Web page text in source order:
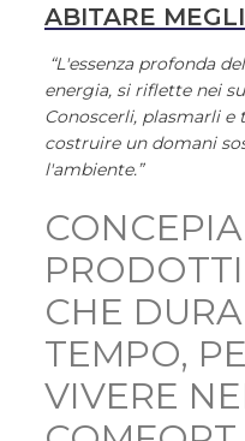
ABITARE
“L'essenza profonda
energia, si riflette nei
Conoscerli, plasmarli e
costruire un domani
l'ambiente.”
CHE
TEMPO,
VIVERE